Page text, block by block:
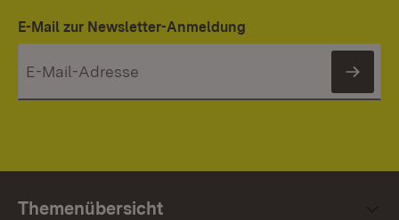
E-Mail zur Newsletter-Anmeldung
Themenübersicht